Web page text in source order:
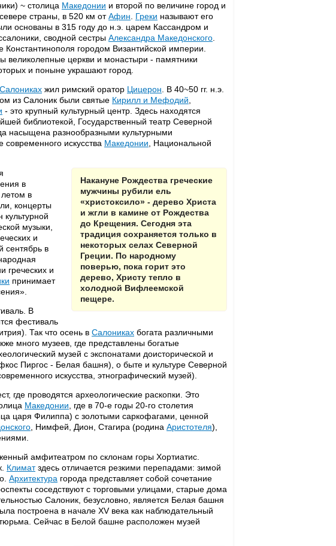
~ столица Македонии и второй по величине город и
страны, в 520 км отАфин Греки называют его
основаны в 315 году до н.э. царем Кассандром и
сводной сестры Александра Македонского
Константинополя городом Византийской империи.
великолепные церкви и монастыри - памятники
и поныне украшают город.
Салониках жил римский оратор Цицерон . В 40~50 гг. н.э.
из Салоник были святые Кирилл и Мефодий
- это крупный культурный центр. Здесь находятся
библиотекой, Государственный театр Северной
насыщена разнообразными культурными
современного искусства Македонии , Национальной
Накануне Рождества греческие
мужчины рубили ель
«христоксило» - дерево Христа
и жгли в камине от Рождества
до Крещения. Сегодня эта
традиция сохраняется только в
некоторых селах Северной
Греции. По народному
поверью, пока горит это
дерево, Христу тепло в
холодной Вифлеемской
пещере.
в
летом в
концерты
музыки,
и
сентябрь в
греческих и
принимает
В
фестиваль
Так что осень в Салониках богата различными
много музеев, где представлены богатые
музей с экспонатами доисторической и
Пиргос - Белая башня), о быте и культуре Северной
искусства, этнографический музей).
где проводятся археологические раскопки. Это
Македонии , где в 70-е годы 20-го столетия
царя Филиппа) с золотыми саркофагами, ценной
, Нимфей, Дион, Стагира (родина Аристотеля),
амфитеатром по склонам горы Хортиатис.
Климатздесь отличается резкими перепадами: зимой
Архитектура города представляет собой сочетание
соседствуют с торговыми улицами, старые дома
Салоник, безусловно, является Белая башня
построена в начале XV века как наблюдательный
тюрьма. Сейчас в Белой башне расположен музей